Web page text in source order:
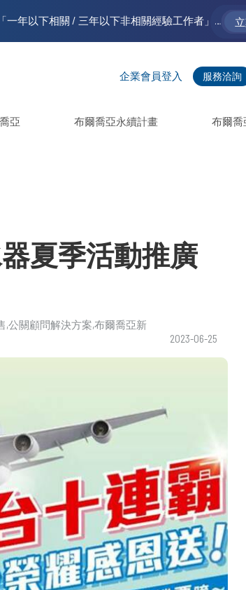
企業會員登入 服務洽詢
亞 布爾喬亞永續計畫 布爾喬
2023-06-25
夏季活動推廣
公關顧問解決方案 布爾喬亞新
【VM 布爾喬亞招募中】新聲代發展計劃 2.0 ── AI PR 人才加速養成計劃（歡迎「應屆畢業生」、「一年以下相關 / 三年以下非相關經驗工作者」申請加入）